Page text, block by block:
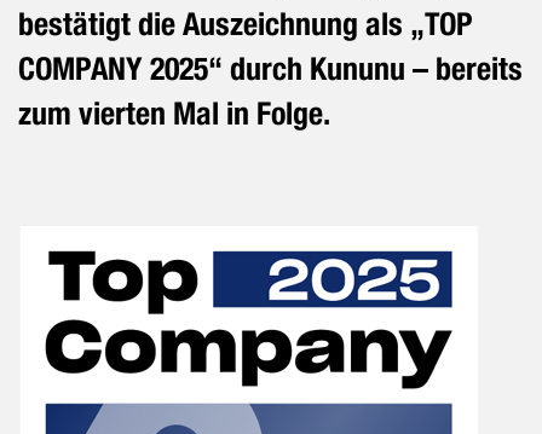
bestätigt die Auszeichnung als „TOP
COMPANY 2025“ durch Kununu – bereits
zum vierten Mal in Folge.